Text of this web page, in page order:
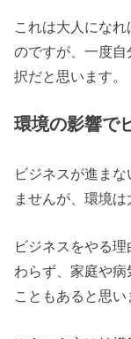
これは大人にな
のですが、一度
択だと思います。
環境の影響で
ビジネスが進ま
ませんが、環境は
ビジネスをやる
わらず、家庭や
こともあると思い